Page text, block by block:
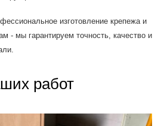
изготовление крепежа и
- мы гарантируем точность, качество и
работ